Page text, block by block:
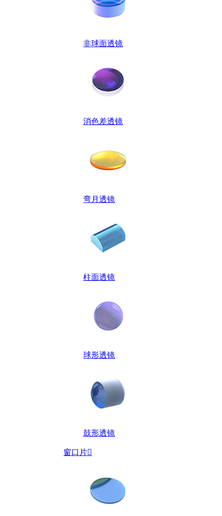
非球面透镜
消色差透镜
弯月透镜
柱面透镜
球形透镜
鼓形透镜
窗口片